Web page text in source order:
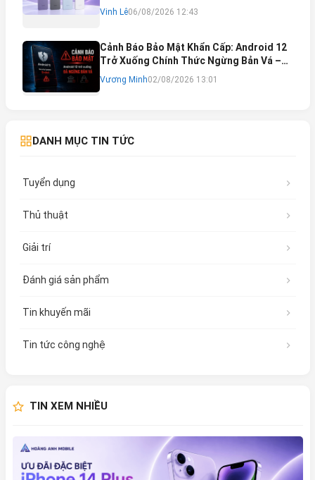
Bán Dự Kiến
Vinh Lê06/08/2026 12:43
Cảnh Báo Bảo Mật Khẩn Cấp: Android 12
Trở Xuống Chính Thức Ngừng Bản Vá –
Rủi Ro Mất Tài Khoản Ngân Hàng & Cách
Khắc Phục
Vương Minh02/08/2026 13:01
DANH MỤC TIN TỨC
Tuyển dụng
Thủ thuật
Giải trí
Đánh giá sản phẩm
Tin khuyến mãi
Tin tức công nghệ
TIN XEM NHIỀU